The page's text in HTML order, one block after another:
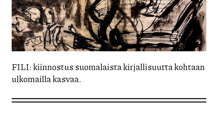
FILI: kiinnostus suomalaista kirjallisuutta kohtaan
ulkomailla kasvaa.